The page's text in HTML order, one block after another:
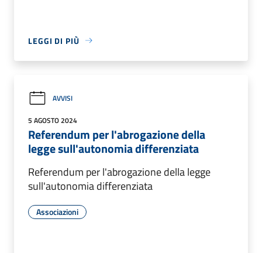
LEGGI DI PIÙ
AVVISI
5 AGOSTO 2024
Referendum per l'abrogazione della
legge sull'autonomia differenziata
Referendum per l'abrogazione della legge
sull'autonomia differenziata
Associazioni